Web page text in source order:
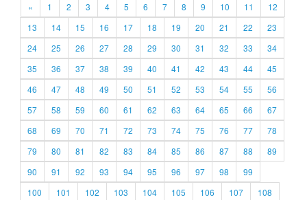
« 1 2 3 4 5 6 7 8 9 10 11
12
13
14 15 16 17 18 19 20 21 22
23
24
25 26 27 28 29 30 31 32 33
34
35
36 37 38 39 40 41 42 43 44
45
46
47 48 49 50 51 52 53 54 55
56
57
58 59 60 61 62 63 64 65 66
67
68
69 70 71 72 73 74 75 76 77
78
79
80 81 82 83 84 85 86 87 88
89
90
91 92 93 94 95 96 97 98
99
100
101 102 103 104 105 106 107
108